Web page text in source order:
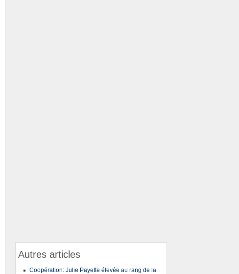
Autres articles
Coopération: Julie Payette élevée au rang de la